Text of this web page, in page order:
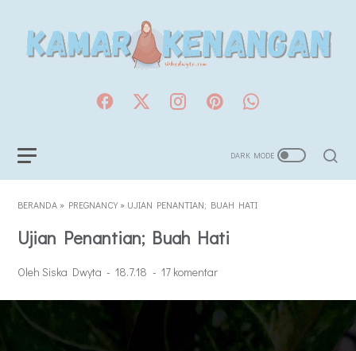
BERANDA » PREGNANCY » UJIAN PENANTIAN; BUAH HATI
Ujian Penantian; Buah Hati
Oleh Siska Dwyta 18.7.18 17 komentar